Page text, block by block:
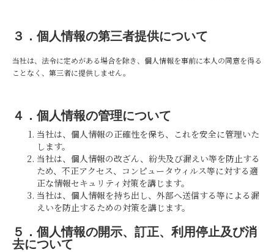
３．個人情報の第三者提供について
当社は、法令に定めがある場合を除き、個人情報を事前に本人の同意を得る
ことなく、第三者に提供しません。
４．個人情報の管理について
当社は、個人情報の正確性を保ち、これを安全に管理いた
します。
当社は、個人情報の改ざん、紛失及び漏えい等を防止する
ため、不正アクセス、コンピュータウィルス等に対する適
正な情報セキュリティ対策を講じます。
当社は、個人情報を持ち出し、外部へ送信する等による漏
えいを防止するための対策を講じます。
５．個人情報の開示、訂正、利用停止及び消
去について